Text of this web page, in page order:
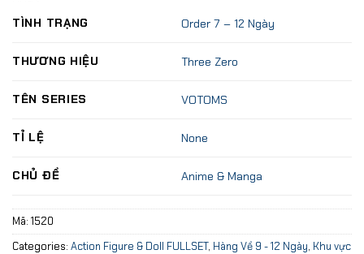
TÌNH TRẠNG Order 7 – 12 Ngày
THƯƠNG HIỆU Three Zero
TÊN SERIES VOTOMS
TỈ LỆ None
CHỦ ĐỀ Anime & Manga
Mã: 1520
Categories: Action Figure & Doll FULLSET, Hàng Về 9 - 12 Ngày, Khu vực